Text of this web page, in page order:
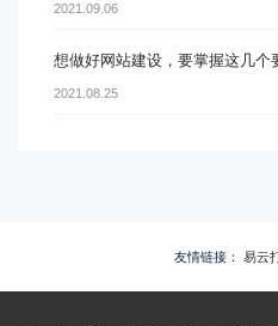
2021.09.06
想做好网站建设，要掌握这几个
2021.08.25
友情链接： 易云